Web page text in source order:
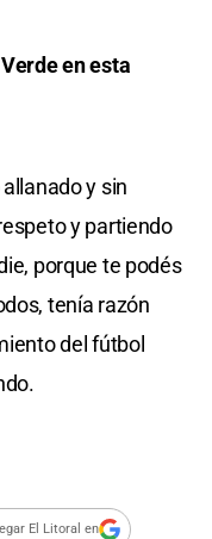
en esta
y sin
y partiendo
porque te podés
tenía razón
del fútbol
El Litoral en